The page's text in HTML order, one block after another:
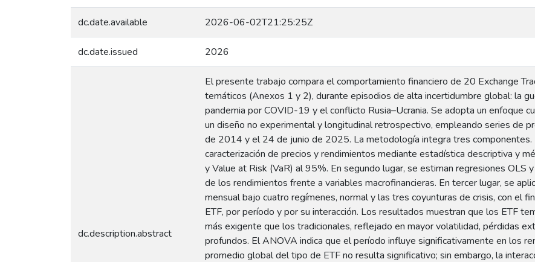
dc.date.available 2026-06-02T21:25:25Z
dc.date.issued 2026
dc.description.abstract
El presente trabajo compara el comportamiento financiero de 20 Exchange
temáticos (Anexos 1 y 2), durante episodios de alta incertidumbre global: la
pandemia por COVID-19 y el conflicto Rusia–Ucrania. Se adopta un enfoque
un diseño no experimental y longitudinal retrospectivo, empleando series de
de 2014 y el 24 de junio de 2025. La metodología integra tres componentes.
caracterización de precios y rendimientos mediante estadística descriptiva y
y Value at Risk (VaR) al 95%. En segundo lugar, se estiman regresiones OLS
de los rendimientos frente a variables macrofinancieras. En tercer lugar, se
mensual bajo cuatro regímenes, normal y las tres coyunturas de crisis, con el
ETF, por período y por su interacción. Los resultados muestran que los ETF
más exigente que los tradicionales, reflejado en mayor volatilidad, pérdidas
profundos. El ANOVA indica que el período influye significativamente en los
promedio global del tipo de ETF no resulta significativo; sin embargo, la